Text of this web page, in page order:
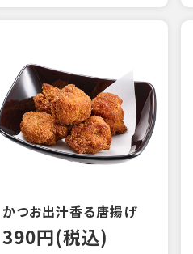
かつお出汁香る唐揚げ
390円(税込)